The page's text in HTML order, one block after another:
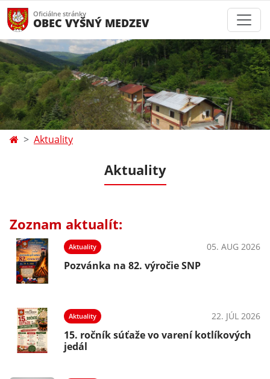
Oficiálne stránky
OBEC VYŠNÝ MEDZEV
Aktuality
Aktuality
Zoznam aktualít:
Aktuality 05. AUG 2026
Pozvánka na 82. výročie SNP
Aktuality 22. JÚL 2026
15. ročník súťaže vo varení kotlíkových
jedál